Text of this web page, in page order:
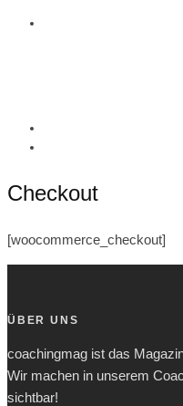
Checkout
[woocommerce_checkout]
ÜBER UNS
coachingmag ist das
Wir machen in unserem
sichtbar!